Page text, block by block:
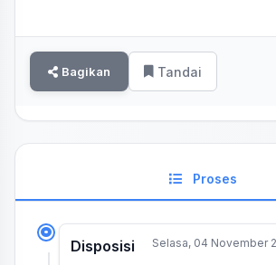
Bagikan Tandai
Proses
Disposisi Selasa, 04 November